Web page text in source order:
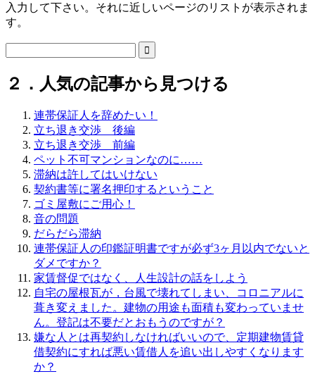
入力して下さい。それに近しいページのリストが表示されま
す。

２．人気の記事から見つける
連帯保証人を辞めたい！
立ち退き交渉 後編
立ち退き交渉 前編
ペット不可マンションなのに……
滞納は許してはいけない
契約書等に署名押印するということ
ゴミ屋敷にご用心！
音の問題
だらだら滞納
連帯保証人の印鑑証明書ですが必ず3ヶ月以内でないと
ダメですか？
家賃督促ではなく、人生設計の話をしよう
自宅の屋根瓦が，台風で壊れてしまい、コロニアルに
葺き変えました。建物の用途も面積も変わっていませ
ん。登記は不要だとおもうのですが？
嫌な人とは再契約しなければいいので、定期建物賃貸
借契約にすれば悪い賃借人を追い出しやすくなります
か？